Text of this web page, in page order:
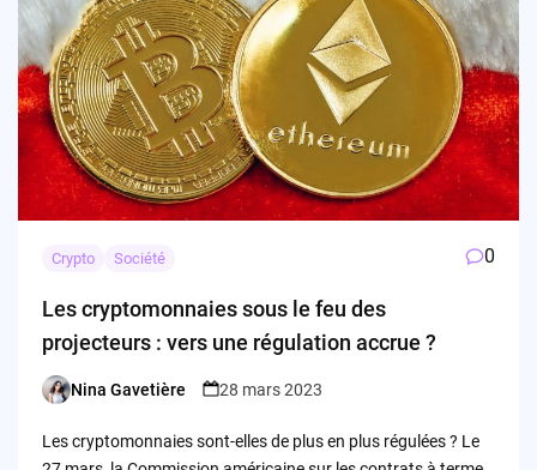
Crypto Société 0
Les cryptomonnaies sous le feu des
projecteurs : vers une régulation accrue ?
Posted
Nina Gavetière 28 mars 2023
Les cryptomonnaies sont-elles de plus en plus régulées ? Le